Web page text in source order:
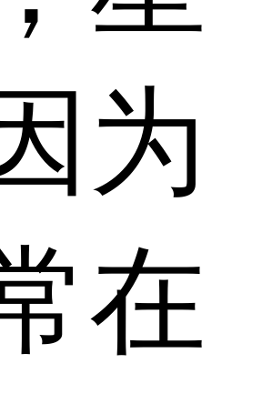
为
在